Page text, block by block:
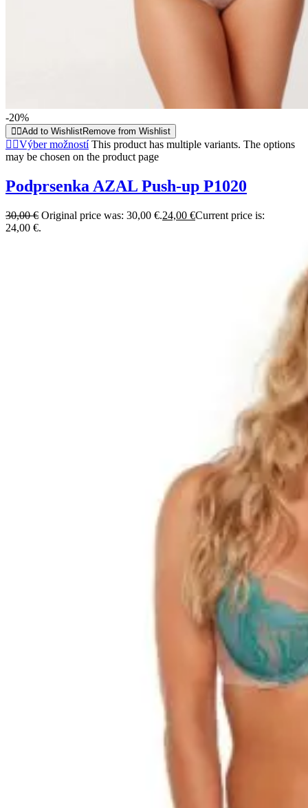
-20%
Add to WishlistRemove from Wishlist
Výber možností This product has multiple variants. The options
may be chosen on the product page
Podprsenka AZAL Push-up P1020
30,00€ Original price was: 30,00 €.24,00 €Current price is:
24,00 €.